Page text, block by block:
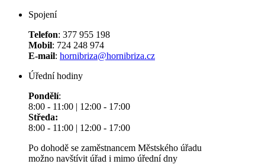
Spojení
Telefon: 377 955 198
Mobil: 724 248 974
E-mail: hornibriza@hornibriza.cz
Úřední hodiny
Pondělí:
8:00 - 11:00 | 12:00 - 17:00
Středa:
8:00 - 11:00 | 12:00 - 17:00
Po dohodě se zaměstnancem Městského úřadu
možno navštívit úřad i mimo úřední dny